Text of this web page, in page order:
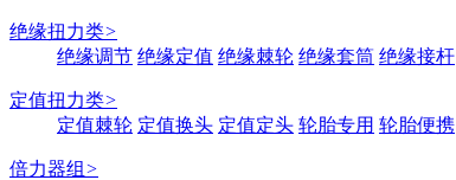
绝缘扭力类>
绝缘调节 绝缘定值 绝缘棘轮 绝缘套筒 绝缘接杆
定值扭力类>
定值棘轮 定值换头 定值定头 轮胎专用 轮胎便携
倍力器组 >